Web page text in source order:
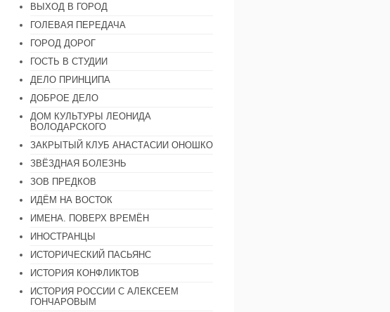
ВЫХОД В ГОРОД
ГОЛЕВАЯ ПЕРЕДАЧА
ГОРОД ДОРОГ
ГОСТЬ В СТУДИИ
ДЕЛО ПРИНЦИПА
ДОБРОЕ ДЕЛО
ДОМ КУЛЬТУРЫ ЛЕОНИДА
ВОЛОДАРСКОГО
ЗАКРЫТЫЙ КЛУБ АНАСТАСИИ ОНОШКО
ЗВЁЗДНАЯ БОЛЕЗНЬ
ЗОВ ПРЕДКОВ
ИДЁМ НА ВОСТОК
ИМЕНА. ПОВЕРХ ВРЕМЁН
ИНОСТРАНЦЫ
ИСТОРИЧЕСКИЙ ПАСЬЯНС
ИСТОРИЯ КОНФЛИКТОВ
ИСТОРИЯ РОССИИ С АЛЕКСЕЕМ
ГОНЧАРОВЫМ